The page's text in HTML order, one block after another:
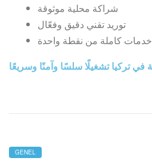
شراكة محلية موثوقة
توريد تقني دقيق وفعّال
خدمات كاملة من نقطة واحدة
GENEL